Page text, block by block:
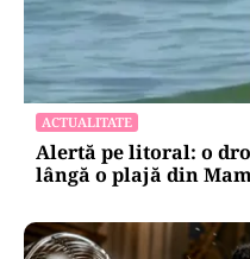
ACTUALITATE
Alertă pe litoral: o
lângă o plajă din